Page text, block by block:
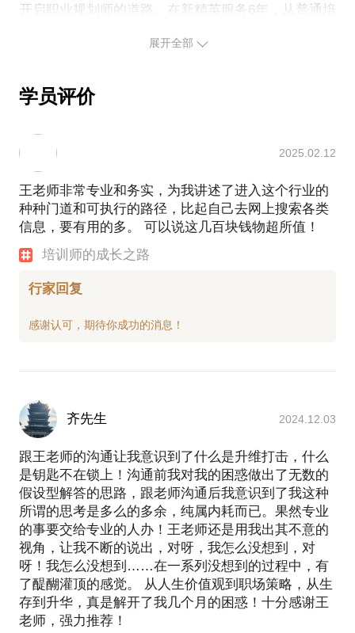
开启职业规划师的道路。在新精英服务6年，从普通培
人，在生涯规划领域里唯一一个靠培训年入百万的讲
工作的时间主要是讲课，休息的时间录抖音，写文
2012年8月-2015年9月，北京大学，心理学硕士（在
职研究生）
2003年9月-2007年7月，甘肃农业大学，英语专业，
本科（全日制）
2011年 国家认证企业培训师（二级）
2008年-2010年，加入铭万智达，从销售做起，经历
培训讲师，培训经理，区域培训总监，管理广东区4家
训体系搭建。
2012年-2018年，新精英生涯教育，以培训师和咨询
师的身份加入，职业规划师认证班的主研发，主讲。
后来独立研发了企业生涯版权课，此项目成为新精英
评分最高，利润率最高的项目。后担任企业应用研发
总监，企业项目合伙人。
2018年至今，自由职业者
行家A：我曾在企业中既做过甲方的培训经理，培训
总监。又做过乙方的培训讲师，项目负责人。对企业
内的培训体系搭建，培训项目组成非常了解。在培训
领域尤其对甲方要什么，乙方怕什么非常清楚。参与
的项目有新浪A+经理人，百度时令必杀技，上海通用
动力总成员工成长与发展，惠普职业发展课等。
行家B：在新精英期间，职业规划师认证班主研发，
展开全部
学员评价
2025.02.12
王老师非常专业和务实，为我讲述了进入这个行业的
种种门道和可执行的路径，比起自己去网上搜索各类
信息，要有用的多。 可以说这几百块钱物超所值！
培训师的成长之路
行家回复
齐先生 2024.12.03
跟王老师的沟通让我意识到了什么是升维打击，什么
是钥匙不在锁上！沟通前我对我的困惑做出了无数的
假设型解答的思路，跟老师沟通后我意识到了我这种
所谓的思考是多么的多余，纯属内耗而已。果然专业
的事要交给专业的人办！王老师还是用我出其不意的
视角，让我不断的说出，对呀，我怎么没想到，对
呀！我怎么没想到……在一系列没想到的过程中，有
了醍醐灌顶的感觉。 从人生价值观到职场策略，从生
存到升华，真是解开了我几个月的困惑！十分感谢王
老师，强力推荐！